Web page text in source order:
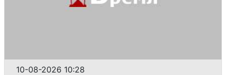
10-08-2026 10:28